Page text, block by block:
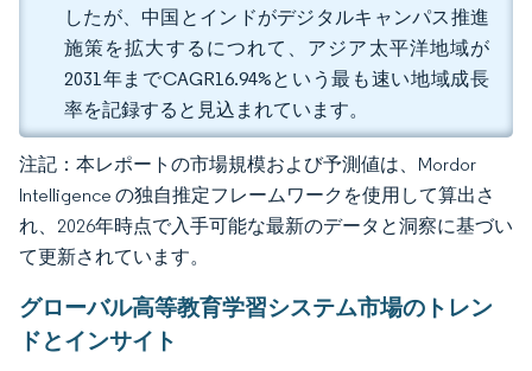
したが、中国とインドがデジタルキャンパス推進
施策を拡大するにつれて、アジア太平洋地域が
2031年までCAGR16.94%という最も速い地域成長
率を記録すると見込まれています。
注記：本レポートの市場規模および予測値は、Mordor
Intelligence の独自推定フレームワークを使用して算出さ
れ、2026年時点で入手可能な最新のデータと洞察に基づい
て更新されています。
グローバル高等教育学習システム市場のトレン
ドとインサイト